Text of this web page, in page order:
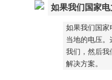
如果我们国家
如果我们国家
当地的电压。
我们，然后我
解决方案。